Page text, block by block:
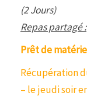
(2 Jours)
Repas partagé :
Prêt de
Récupération
– le jeudi soir